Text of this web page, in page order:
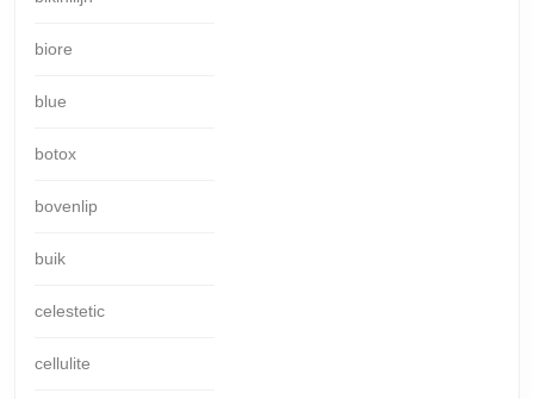
biore
blue
botox
bovenlip
buik
celestetic
cellulite